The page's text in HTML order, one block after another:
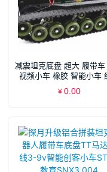
减震坦克底盘 超大 履带
视频小车 橡胶 智能小车
¥ 0.00